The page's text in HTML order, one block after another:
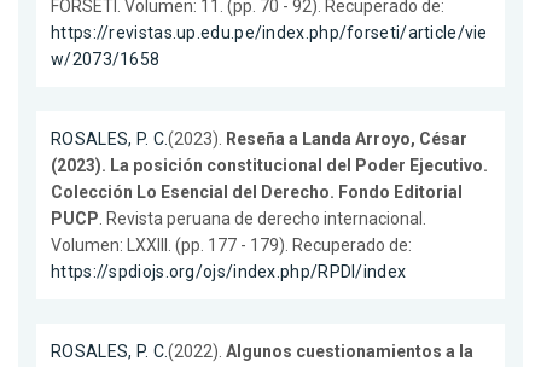
FORSETI. Volumen: 11. (pp. 70 - 92). Recuperado de:
https://revistas.up.edu.pe/index.php/forseti/article/vie
w/2073/1658
ROSALES, P. C.(2023). Reseña a Landa Arroyo, César
(2023). La posición constitucional del Poder Ejecutivo.
Colección Lo Esencial del Derecho. Fondo Editorial
PUCP. Revista peruana de derecho internacional.
Volumen: LXXIII. (pp. 177 - 179). Recuperado de:
https://spdiojs.org/ojs/index.php/RPDI/index
ROSALES, P. C.(2022).Algunos cuestionamientos a la